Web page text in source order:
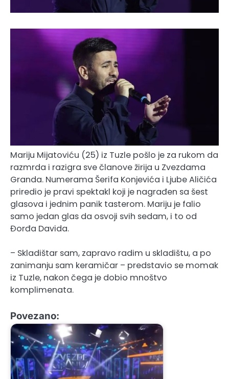
Mariju Mijatoviću (25) iz Tuzle pošlo je za rukom da
razmrda i razigra sve članove žirija u Zvezdama
Granda. Numerama Šerifa Konjevića i Ljube Aličića
priredio je pravi spektakl koji je nagrađen sa šest
glasova i jednim panik tasterom. Mariju je falio
samo jedan glas da osvoji svih sedam, i to od
Đorđa Davida.
– Skladištar sam, zapravo radim u skladištu, a po
zanimanju sam keramičar – predstavio se momak
iz Tuzle, nakon čega je dobio mnoštvo
komplimenata.
Povezano: